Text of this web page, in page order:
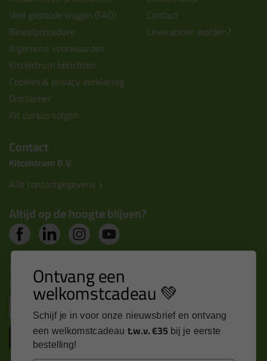
Veel gestelde vragen (FAQ)
Bestelprocedure
Algemene voorwaarden
Kitcentrum berichten
Cookies & privacy verklaring
Disclaimer
Kit cursus volgen
Contact
Leverancier worden?
Contact
Kitcentrum B.V.
Alle contactgegevens >
Altijd op de hoogte blijven?
Nieuws, tips en exclusieve deals rechtstreeks in je
inbox
Inschrijven
Ontvang een
welkomstcadeau 💚
Schijf je in voor onze nieuwsbrief en ontvang
een welkomstcadeau t.w.v. €35 bij je eerste
bestelling!